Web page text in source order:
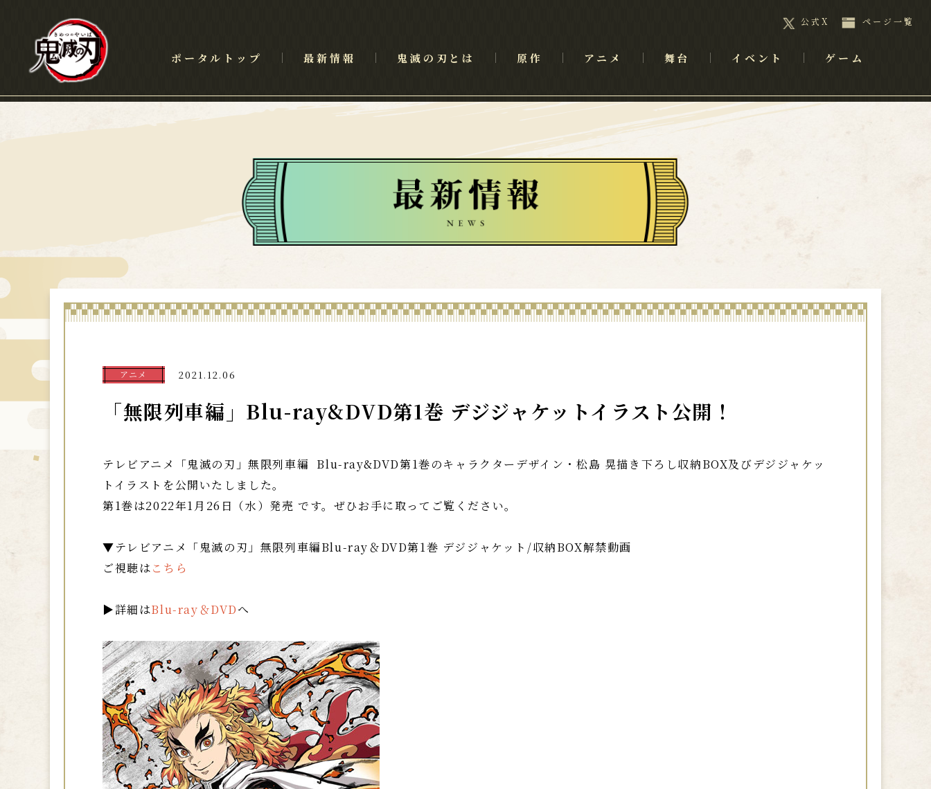
ポータルトップ 最新情報 鬼滅の刃とは 原作 アニメ 舞台 イベント ゲーム
公式X ページ一覧
アニメ 2021.12.06
「無限列車編」Blu-ray&DVD第1巻 デジジャケットイラスト公開！
テレビアニメ「鬼滅の刃」無限列車編 Blu-ray&DVD第1巻のキャラクターデザイン・松島 晃描き下ろし収納BOX及びデジジャケッ
トイラストを公開いたしました。
第1巻は2022年1月26日（水）発売 です。ぜひお手に取ってご覧ください。
▼テレビアニメ「鬼滅の刃」無限列車編Blu-ray＆DVD第1巻 デジジャケット/収納BOX解禁動画
ご視聴はこちら
▶詳細はBlu-ray＆DVDへ